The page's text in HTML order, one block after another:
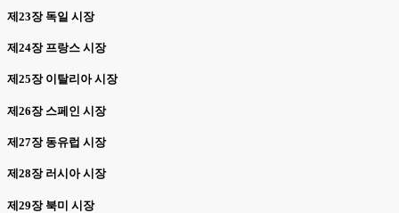
제23장 독일 시장
제24장 프랑스 시장
제25장 이탈리아 시장
제26장 스페인 시장
제27장 동유럽 시장
제28장 러시아 시장
제29장 북미 시장